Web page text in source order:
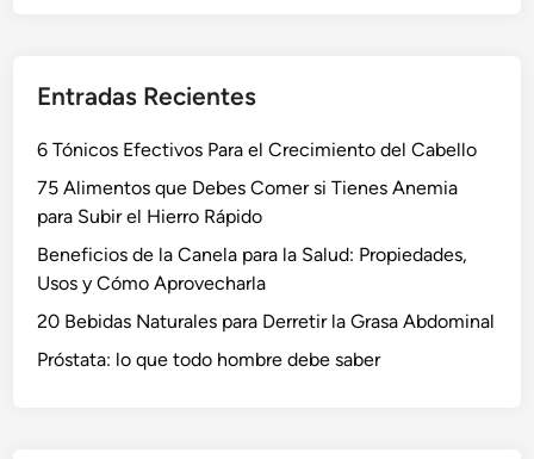
Entradas Recientes
6 Tónicos Efectivos Para el Crecimiento del Cabello
75 Alimentos que Debes Comer si Tienes Anemia
para Subir el Hierro Rápido
Beneficios de la Canela para la Salud: Propiedades,
Usos y Cómo Aprovecharla
20 Bebidas Naturales para Derretir la Grasa Abdominal
Próstata: lo que todo hombre debe saber